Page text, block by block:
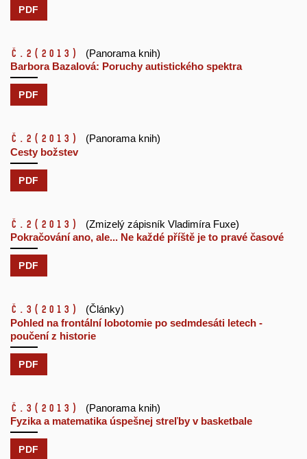
PDF
č.2 (2013)
(Panorama knih)
Barbora Bazalová: Poruchy autistického spektra
PDF
č.2 (2013)
(Panorama knih)
Cesty božstev
PDF
č.2 (2013)
(Zmizelý zápisník Vladimíra Fuxe)
Pokračování ano, ale... Ne každé příště je to pravé časové
PDF
č.3 (2013)
(Články)
Pohled na frontální lobotomie po sedmdesáti letech -
poučení z historie
PDF
č.3 (2013)
(Panorama knih)
Fyzika a matematika úspešnej streľby v basketbale
PDF